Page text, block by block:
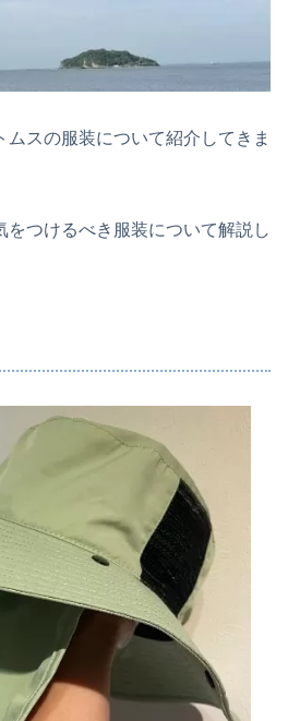
ムスの服装について紹介してきま
をつけるべき服装について解説し